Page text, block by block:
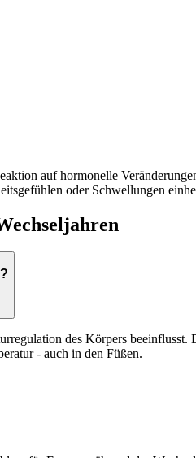
auf hormonelle
oder Schwellungen
des Körpers
- auch in den Füßen.